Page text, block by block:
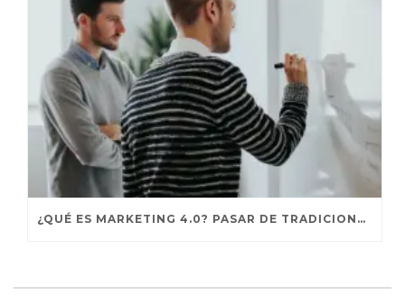
¿QUÉ ES MARKETING 4.0? PASAR DE TRADICIONAL A DIGITAL